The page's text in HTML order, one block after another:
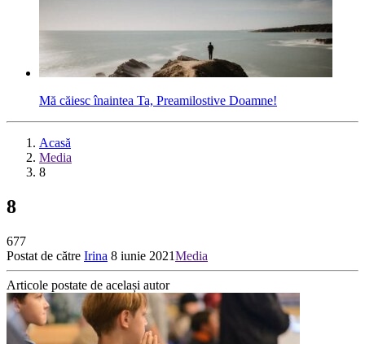
Mă căiesc înaintea Ta, Preamilostive Doamne!
Acasă
Media
8
8
677
Postat de către Irina 8 iunie 2021Media
Articole postate de același autor